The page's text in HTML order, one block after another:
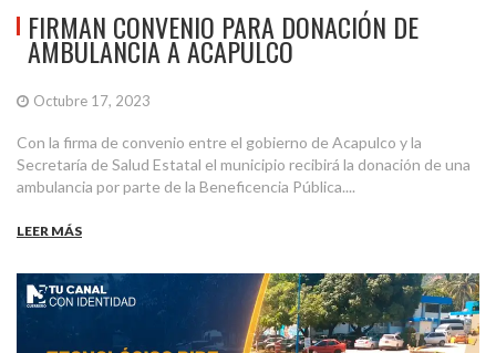
FIRMAN CONVENIO PARA DONACIÓN DE
AMBULANCIA A ACAPULCO
Octubre 17, 2023
Con la firma de convenio entre el gobierno de Acapulco y la
Secretaría de Salud Estatal el municipio recibirá la donación de una
ambulancia por parte de la Beneficencia Pública....
LEER MÁS